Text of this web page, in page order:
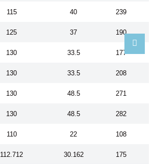
115 40 239
125 37 190
130 33.5 177
130 33.5 208
130 48.5 271
130 48.5 282
110 22 108
112.712 30.162 175